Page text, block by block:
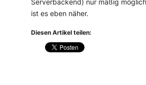
Serverbackend) nur mäßig
ist es eben näher.
Diesen Artikel teilen: